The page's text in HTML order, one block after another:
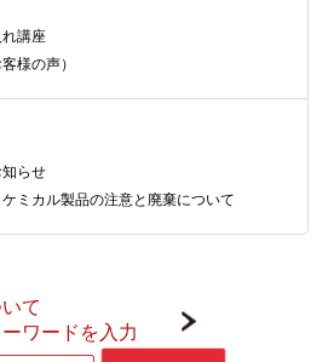
講座
様の声）
らせ
ミカル製品の注意と廃棄について
て
ワードを入力